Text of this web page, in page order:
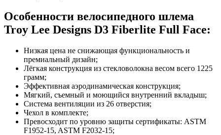
Особенности велосипедного шлема
Troy Lee Designs D3 Fiberlite Full Face:
Низкая цена не снижающая функциональность и
премиальный дизайн;
Лёгкая конструкция из стекловолокна весом всего 1225
грамм;
Эффективная аэродинамическая конструкция;
Мягкий, съемный и моющийся внутренний вкладыш;
Система вентиляции из 26 отверстия;
Чехол в комплекте;
Превосходит по уровню защиты сертификаты: ASTM
F1952-15, ASTM F2032-15;